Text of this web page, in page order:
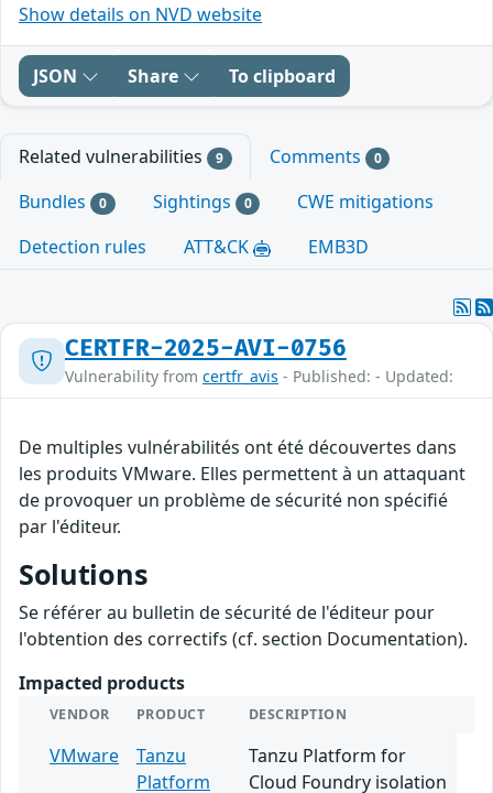
Show details on NVD website
JSON Share To clipboard
Related vulnerabilities 9 Comments 0
Bundles 0 Sightings 0
CWE mitigations
Detection rules
ATT&CK EMB3D
CERTFR-2025-AVI-0756
Vulnerability from certfr_avis - Published: - Updated:
De multiples vulnérabilités ont été découvertes dans
les produits VMware. Elles permettent à un attaquant
de provoquer un problème de sécurité non spécifié
par l'éditeur.
Solutions
Se référer au bulletin de sécurité de l'éditeur pour
l'obtention des correctifs (cf. section Documentation).
Impacted products
VENDOR PRODUCT DESCRIPTION
VMware
Tanzu
Platform
Tanzu Platform for
Cloud Foundry isolation